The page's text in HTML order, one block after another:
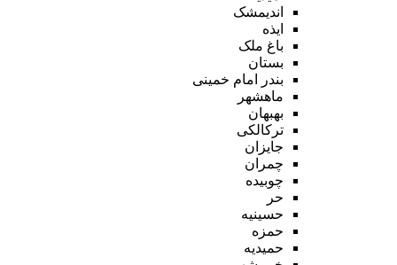
اندیمشک
ایذه
باغ ملک
بستان
بندر امام خمینی
ماهشهر
بهبهان
ترکالکی
جایزان
چمران
چوبیده
حر
حسینیه
حمزه
حمیدیه